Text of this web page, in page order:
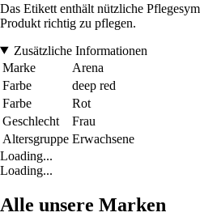
Das Etikett enthält nützliche
Produkt richtig zu pflegen.
Zusätzliche Informationen
Marke
Arena
Farbe
deep red
Farbe
Rot
Geschlecht
Frau
Altersgruppe Erwachsene
Loading...
Loading...
Alle unsere Marken